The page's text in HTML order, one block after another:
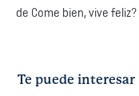
de Come bien, vive feliz?
Te puede interesar